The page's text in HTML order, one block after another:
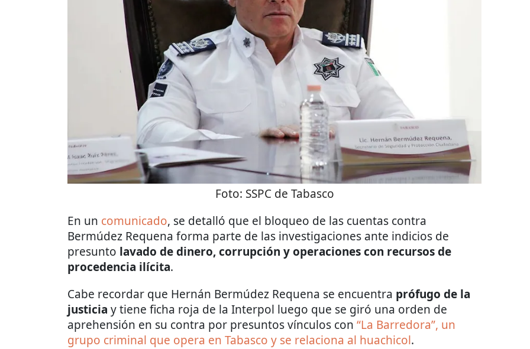
Foto: SSPC de Tabasco
En un comunicado, se detalló que el bloqueo de las cuentas contra
Bermúdez Requena forma parte de las investigaciones ante indicios de
presunto lavado de dinero, corrupción y operaciones con recursos de
procedencia ilícita.
Cabe recordar que Hernán Bermúdez Requena se encuentra prófugo de la
justicia y tiene ficha roja de la Interpol luego que se giró una orden de
aprehensión en su contra por presuntos vínculos con “La Barredora”, un
grupo criminal que opera en Tabasco y se relaciona al huachicol.